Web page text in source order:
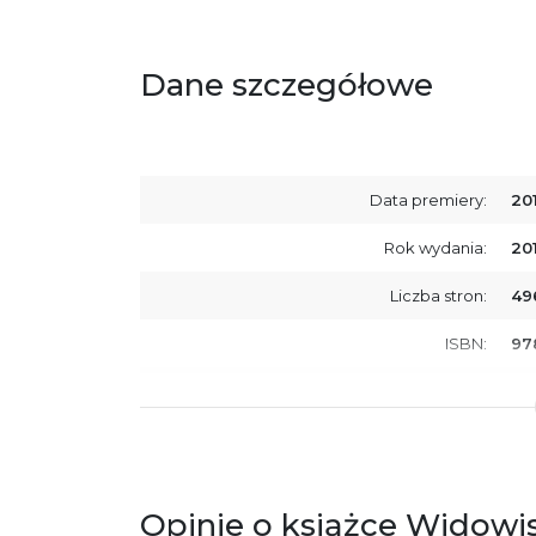
Dane szczegółowe
Data premiery:
Rok wydania:
Liczba stron:
ISBN:
Opinie o książce